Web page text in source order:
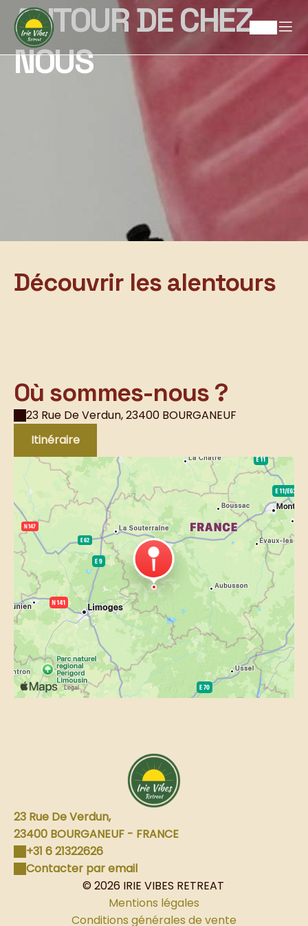
AUTOUR DE CHEZ
NOUS
Découvrir les alentours
Où sommes-nous ?
23 Rue De Verdun, 23400 BOURGANEUF
Itinéraire
23 Rue De Verdun,
23400 BOURGANEUF - FRANCE
+31 6 21322626
Contacter par email
© 2026 IRIE VIBES RETREAT
Mentions légales
Conditions générales de vente